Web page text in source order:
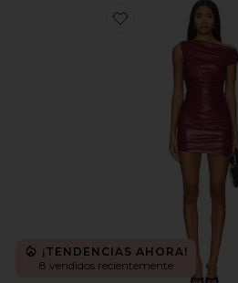
Favorite VESTIDO NOA
¡TENDENCIAS AHORA!
8 vendidos recientemente